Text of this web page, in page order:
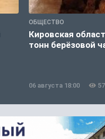
ОБЩЕСТВО
Кировская
тонн берёзовой
06 августа 18:00